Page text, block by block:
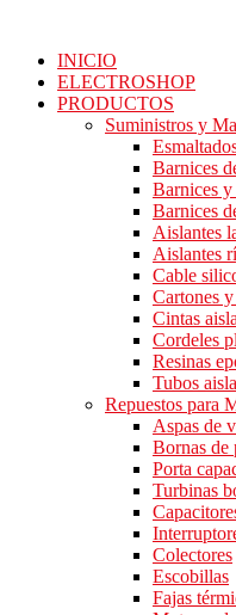
contenidoINICIO
ELECTROSHOP
PRODUCTOS
Suministros y
Barnices
Barnices
Barnices
Aislantes
Aislantes
Cable
Cartones
Cintas
Cordeles
Resinas
Tubos
Repuestos para
Aspas de
Bornas de
Porta
Turbinas
Colectores
Escobillas
Fajas